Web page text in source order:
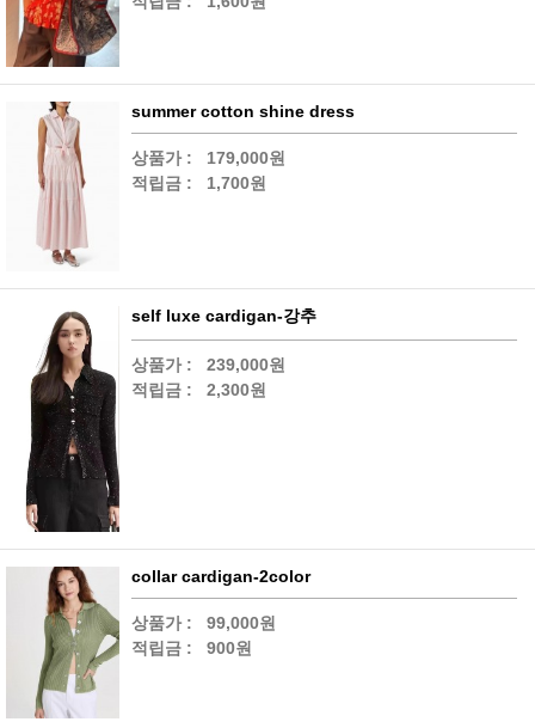
summer cotton shine dress
상품가 :
179,000원
적립금 :
1,700원
self luxe cardigan-강추
상품가 :
239,000원
적립금 :
2,300원
collar cardigan-2color
상품가 :
99,000원
적립금 :
900원